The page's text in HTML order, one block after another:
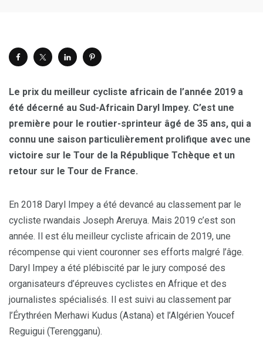
Le prix du meilleur cycliste africain de l’année 2019 a
été décerné au Sud-Africain Daryl Impey. C’est une
première pour le routier-sprinteur âgé de 35 ans, qui a
connu une saison particulièrement prolifique avec une
victoire sur le Tour de la République Tchèque et un
retour sur le Tour de France.
En 2018 Daryl Impey a été devancé au classement par le
cycliste rwandais Joseph Areruya. Mais 2019 c’est son
année. Il est élu meilleur cycliste africain de 2019, une
récompense qui vient couronner ses efforts malgré l’âge.
Daryl Impey a été plébiscité par le jury composé des
organisateurs d’épreuves cyclistes en Afrique et des
journalistes spécialisés. Il est suivi au classement par
l’Érythréen Merhawi Kudus (Astana) et l’Algérien Youcef
Reguigui (Terengganu).